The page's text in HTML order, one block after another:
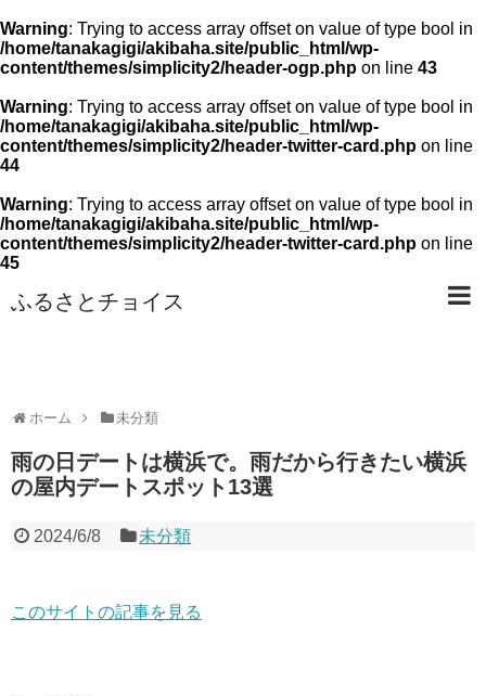
Warning: Trying to access array offset on value of type bool in
/home/tanakagigi/akibaha.site/public_html/wp-
content/themes/simplicity2/header-ogp.php on line 43
Warning: Trying to access array offset on value of type bool in
/home/tanakagigi/akibaha.site/public_html/wp-
content/themes/simplicity2/header-twitter-card.php on line
44
Warning: Trying to access array offset on value of type bool in
/home/tanakagigi/akibaha.site/public_html/wp-
content/themes/simplicity2/header-twitter-card.php on line
45
ふるさとチョイス
ホーム 未分類
雨の日デートは横浜で。雨だから行きたい横浜
の屋内デートスポット13選
2024/6/8 未分類
このサイトの記事を見る